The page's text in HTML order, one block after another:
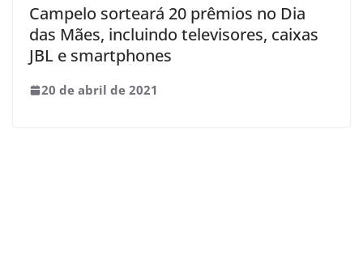
Campelo sorteará 20 prêmios no Dia
das Mães, incluindo televisores, caixas
JBL e smartphones
20 de abril de 2021